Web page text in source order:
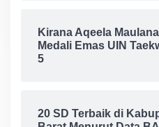
Kirana Aqeela
Medali Emas UIN
5
20 SD Terbaik di